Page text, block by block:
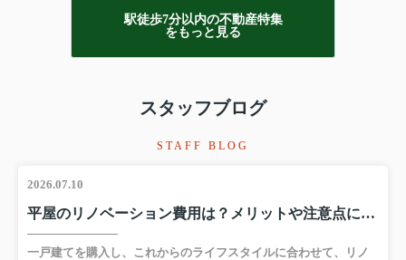
駅徒歩7分以内の不動産特集
をもっと見る
スタッフブログ
STAFF BLOG
2026.07.10
平屋のリノベーション費用は？メリットや注意点についても解説
一戸建てを購入し、これからのライフスタイルに合わせて、リノ